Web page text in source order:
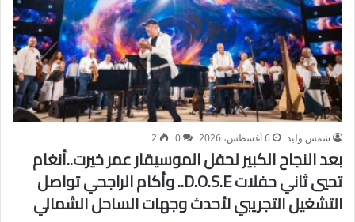
شمس وليد 6 أغسطس، 2026 0
2
بعد النجاح الكبير لحفل الموسيقار عمر خيرت..أنغام
تحيي ثاني حفلات D.O.S.E.. وأكام الراجحي تواصل
التشغيل التجريبي لأحدث وجهات الساحل الشمالي